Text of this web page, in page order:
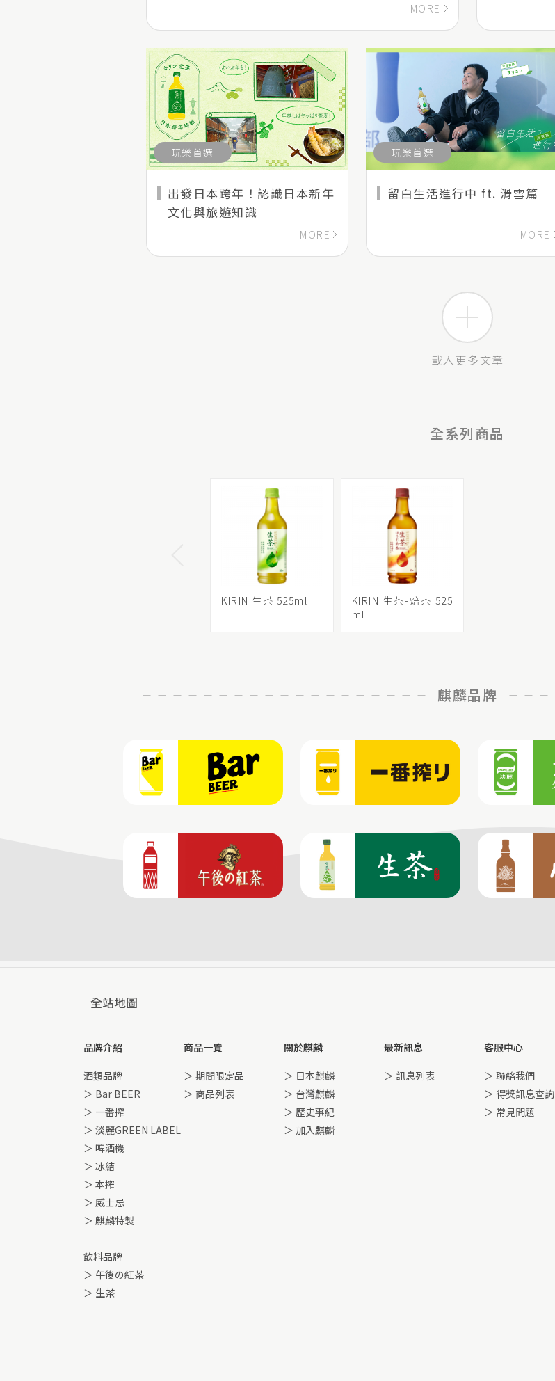
MORE
玩樂首選
出發日本跨年！認識日本新年
文化與旅遊知識
MORE
玩樂首選
留白生活進行中 ft. 滑雪篇
MORE
載入更多文章
全系列商品
KIRIN 生茶 525ml
KIRIN 生茶-焙茶 525
ml
麒麟品牌
全站地圖
品牌介紹
酒類品牌
＞ Bar BEER
＞ 一番搾
＞ 淡麗GREEN LABEL
＞ 啤酒機
＞ 冰結
＞ 本搾
＞ 威士忌
＞ 麒麟特製
飲料品牌
＞ 午後の紅茶
＞ 生茶
商品一覽
＞ 期間限定品
＞ 商品列表
關於麒麟
＞ 日本麒麟
＞ 台灣麒麟
＞ 歷史事紀
＞ 加入麒麟
最新訊息
＞ 訊息列表
客服中心
＞ 聯絡我們
＞ 得獎訊息查詢
＞ 常見問題